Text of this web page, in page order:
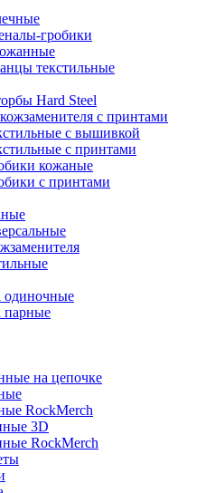
гробики
текстильные
Hard Steel
с принтами
с вышивкой
с принтами
кожаные
с принтами
одиночные
парные
на цепочке
RockMerch
3D
RockMerch